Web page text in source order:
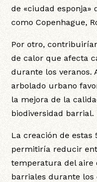
de «ciudad esponja»
como Copenhague,
Por otro,
de calor que afecta
durante los veranos.
arbolado urbano
la mejora de la
biodiversidad barrial.
La creación de estas
permitiría reducir
temperatura del aire
barriales durante los